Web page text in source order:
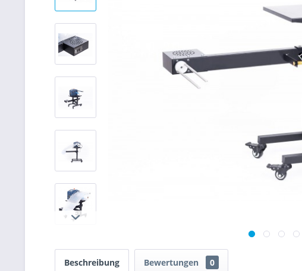
Beschreibung Bewertungen 0